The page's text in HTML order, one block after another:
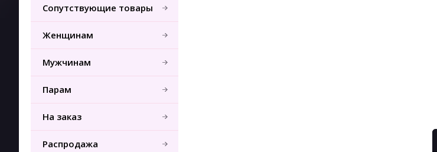
Сопутствующие товары
Женщинам
Мужчинам
Парам
На заказ
Распродажа